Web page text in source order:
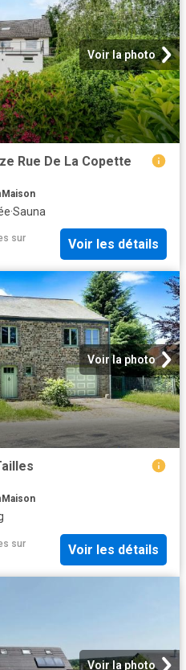
Voir la photo
Rue De La Copette
Maison
·Sauna
sur
Voir les détails
Voir la photo
Maison
sur
Voir les détails
Voir la photo